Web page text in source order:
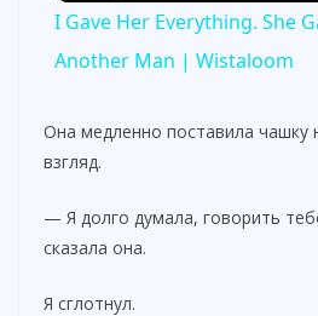
a
y
V
I Gave Her Everything. She
Another Man | Wistaloom
Она медленно поставила чашку
взгляд.
— Я долго думала, говорить
сказала она.
Я сглотнул.